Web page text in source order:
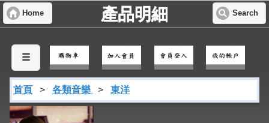
Home 產品明細 Search
☰
首頁 > 各類音樂 > 東洋